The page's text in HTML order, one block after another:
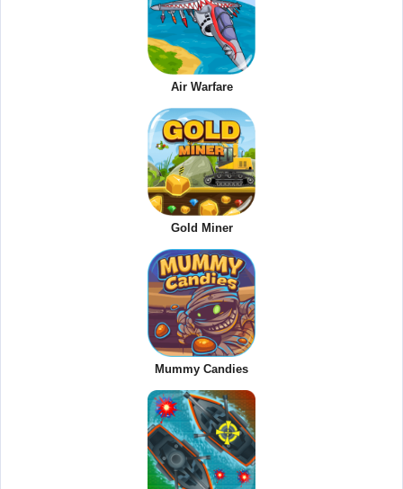
Air Warfare
Gold Miner
Mummy Candies